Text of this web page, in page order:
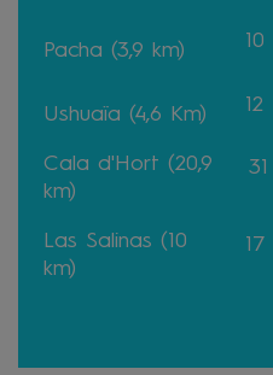
Pacha (3,9 km) 10
Ushuaïa (4,6 Km) 12
Cala d'Hort (20,9
km)
Las Salinas (10
km)
17